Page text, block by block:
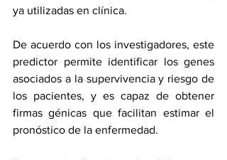
ya utilizadas en clínica.
De acuerdo con los investigadores, este
predictor permite identificar los genes
asociados a la supervivencia y riesgo de
los pacientes, y es capaz de obtener
firmas génicas que facilitan estimar el
pronóstico de la enfermedad.